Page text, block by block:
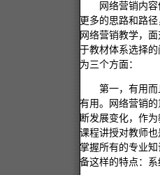
网络营销内
更多的思路和路
网络营销教学，
于教材体系选择
为三个方面：
第一，有用
有用。网络营销
断发展变化，作
课程讲授对教师
掌握所有的专业
备这样的特点：系